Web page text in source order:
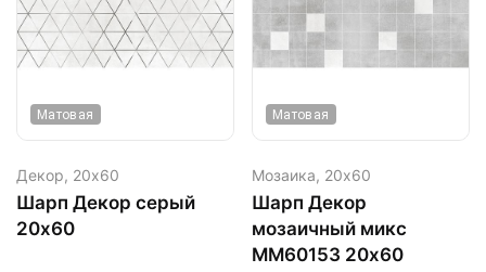
Матовая
Декор, 20х60
Шарп Декор серый
20х60
Матовая
Мозаика, 20х60
Шарп Декор
мозаичный микс
MM60153 20х60